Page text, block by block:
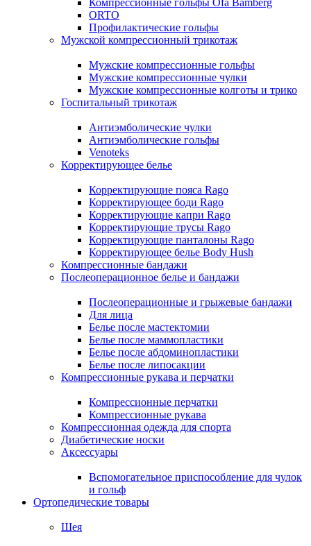
Компрессионные гольфы Ofa Bamberg
ORTO
Профилактические гольфы
Мужской компрессионный трикотаж
Мужские компрессионные гольфы
Мужские компрессионные чулки
Мужские компрессионные колготы и трико
Госпитальный трикотаж
Антиэмболические чулки
Антиэмболические гольфы
Venoteks
Корректирующее белье
Корректирующие пояса Rago
Корректирующее боди Rago
Корректирующие капри Rago
Корректирующие трусы Rago
Корректирующие панталоны Rago
Корректирующее белье Body Hush
Компрессионные бандажи
Послеоперационное белье и бандажи
Послеоперационные и грыжевые бандажи
Для лица
Белье после мастектомии
Белье после маммопластики
Белье после абдоминопластики
Белье после липосакции
Компрессионные рукава и перчатки
Компрессионные перчатки
Компрессионные рукава
Компрессионная одежда для спорта
Диабетические носки
Аксессуары
Вспомогательное приспособление для чулок
и гольф
Ортопедические товары
Шея